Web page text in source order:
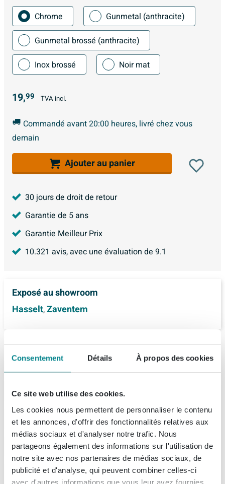
Consentement Détails À propos des cookies
Ce site web utilise des cookies.
Les cookies nous permettent de personnaliser le contenu
et les annonces, d'offrir des fonctionnalités relatives aux
médias sociaux et d'analyser notre trafic. Nous
partageons également des informations sur l'utilisation de
notre site avec nos partenaires de médias sociaux, de
publicité et d'analyse, qui peuvent combiner celles-ci
avec d'autres informations que vous leur avez fournies
Chrome
Gunmetal (anthracite)
Gunmetal brossé (anthracite)
Inox brossé
Noir mat
19,99 TVA incl.
Commandé avant 20:00 heures, livré chez vous
demain
Ajouter au panier
30 jours de droit de retour
Garantie de 5 ans
Garantie Meilleur Prix
10.321 avis, avec une évaluation de 9.1
Exposé au showroom
Hasselt,Zaventem
Description
Fortifura Calvi flexible de douche Lisse
Chrome 150cm
Avec ce flexible de douche lisse, vous optez pour une
mise à niveau pratique et élégante de votre douche.
Grâce à la longueur de 150 cm, vous disposez d’une
liberté de mouvement suffisante, sans que le flexible ne
soit trop long et encombrant dans une cabine de
Spécifications
Numéro d'article
SW767378
Marque
Fortifura
Série
Calvi
Données techniques
Fiches techniques
Information technique du produit
À propos de Fortifura
Informations de commande et de livraison